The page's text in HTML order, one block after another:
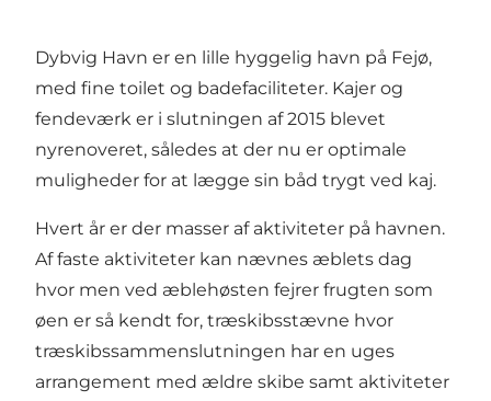
Dybvig Havn er en lille hyggelig havn på Fejø,
med fine toilet og badefaciliteter. Kajer og
fendeværk er i slutningen af 2015 blevet
nyrenoveret, således at der nu er optimale
muligheder for at lægge sin båd trygt ved kaj.
Hvert år er der masser af aktiviteter på havnen.
Af faste aktiviteter kan nævnes æblets dag
hvor men ved æblehøsten fejrer frugten som
øen er så kendt for, træskibsstævne hvor
træskibssammenslutningen har en uges
arrangement med ældre skibe samt aktiviteter